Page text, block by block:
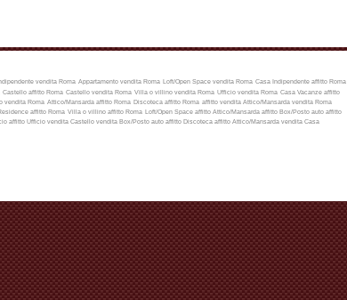
vendita Roma Appartamento vendita Roma Loft/Open Space vendita Roma Casa Indipendente affitto Roma
Castello affitto Roma Castello vendita Roma Villa o villino vendita Roma Ufficio vendita Roma Casa Vacanze affitto
vendita Roma Attico/Mansarda affitto Roma Discoteca affitto Roma affitto vendita Attico/Mansarda vendita Roma
affitto Roma Villa o villino affitto Roma Loft/Open Space affitto Attico/Mansarda affitto Box/Posto auto affitto
affitto Ufficio vendita Castello vendita Box/Posto auto affitto Discoteca affitto Attico/Mansarda vendita Casa